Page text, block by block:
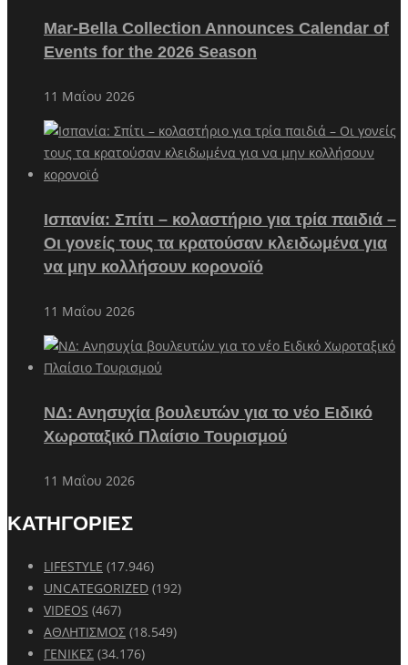
Mar-Bella Collection Announces Calendar of
Events for the 2026 Season
11 Μαΐου 2026
Ισπανία: Σπίτι – κολαστήριο για τρία παιδιά –
Οι γονείς τους τα κρατούσαν κλειδωμένα για
να μην κολλήσουν κορονοϊό
11 Μαΐου 2026
ΝΔ: Ανησυχία βουλευτών για το νέο Ειδικό
Χωροταξικό Πλαίσιο Τουρισμού
11 Μαΐου 2026
ΚΑΤΗΓΟΡΙΕΣ
LIFESTYLE (17.946)
UNCATEGORIZED (192)
VIDEOS (467)
ΑΘΛΗΤΙΣΜΟΣ (18.549)
ΓΕΝΙΚΕΣ (34.176)